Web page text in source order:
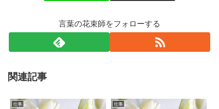
言葉の花束師をフォローする
関連記事
仕事 仕事